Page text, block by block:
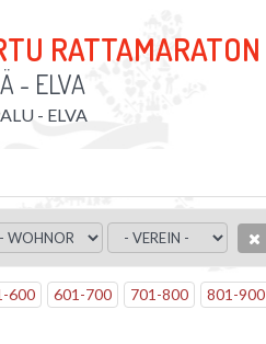
RATTAMARATON
- ELVA
- ELVA
-600 601 -700 701 -800 801 -900